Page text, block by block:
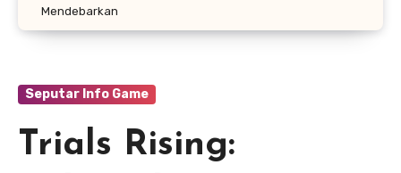
Mendebarkan
Seputar Info Game
Trials Rising: